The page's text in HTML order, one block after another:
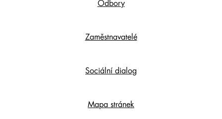
Odbory
Zaměstnavatelé
Sociální dialog
Mapa stránek